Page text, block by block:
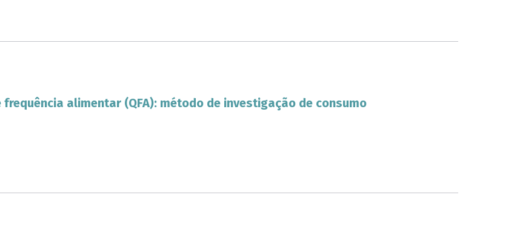
alimentar (QFA): método de investigação de consumo